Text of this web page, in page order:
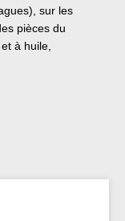
sur les
pièces du
à huile,